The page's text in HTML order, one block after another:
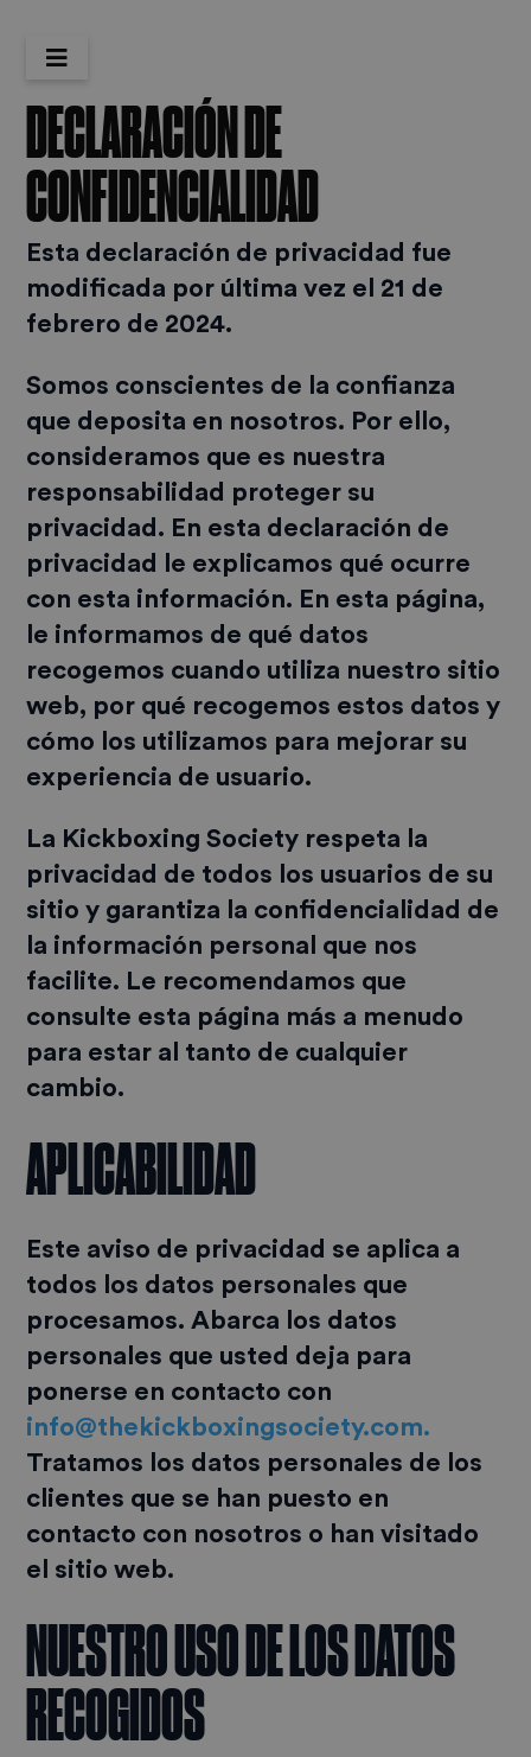
DECLARACIÓN DE
CONFIDENCIALIDAD
Esta declaración de privacidad fue
modificada por última vez el 21 de
febrero de 2024.
Somos conscientes de la confianza
que deposita en nosotros. Por ello,
consideramos que es nuestra
responsabilidad proteger su
privacidad. En esta declaración de
privacidad le explicamos qué ocurre
con esta información. En esta página,
le informamos de qué datos
recogemos cuando utiliza nuestro sitio
web, por qué recogemos estos datos y
cómo los utilizamos para mejorar su
experiencia de usuario.
La Kickboxing Society respeta la
privacidad de todos los usuarios de su
sitio y garantiza la confidencialidad de
la información personal que nos
facilite. Le recomendamos que
consulte esta página más a menudo
para estar al tanto de cualquier
cambio.
APLICABILIDAD
Este aviso de privacidad se aplica a
todos los datos personales que
procesamos. Abarca los datos
personales que usted deja para
ponerse en contacto con
info@thekickboxingsociety.com.
Tratamos los datos personales de los
clientes que se han puesto en
contacto con nosotros o han visitado
el sitio web.
NUESTRO USO DE LOS DATOS
RECOGIDOS